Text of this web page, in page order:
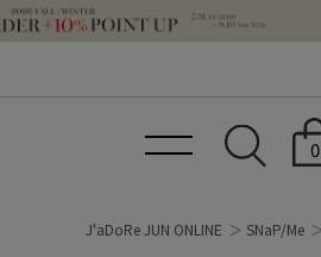
0
J'aDoRe JUN ONLINE SNaP/Me